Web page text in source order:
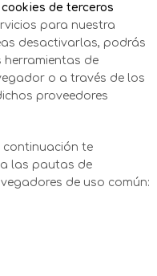
cookies de terceros
para nuestra
desactivarlas, podrás
de
o a través de los
proveedores
continuación te
las pautas de
de uso común: